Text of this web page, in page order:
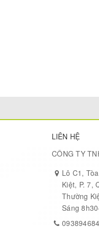
IFM
m5stack
Melexis
FLIR
LIÊN HỆ
CÔNG TY
Lô C1,
Kiệt, P. 7,
Thường
Sáng